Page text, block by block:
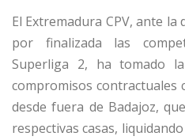
El Extremadura CPV, ante la
por finalizada las
Superliga 2, ha tomado
compromisos contractuales
desde fuera de Badajoz,
respectivas casas,